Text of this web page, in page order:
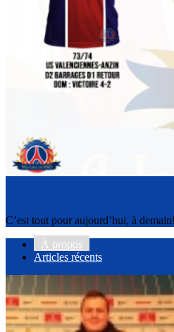
C’est tout pour aujourd’hui, à demain!
À propos
Articles récents